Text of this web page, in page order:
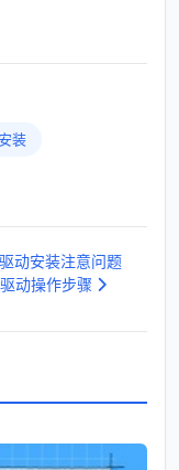
装
动安装注意问题
动操作步骤